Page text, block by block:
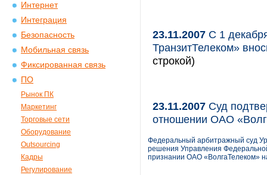
Интернет
Интеграция
Безопасность
Мобильная связь
Фиксированная связь
ПО
Рынок ПК
Маркетинг
Торговые сети
Оборудование
Outsourcing
Кадры
Регулирование
23.11.2007 С 1
ТранзитТелеком»
строкой)
23.11.2007 Суд
отношении ОАО
Федеральный арбитражный суд
решения Управления
признании ОАО «ВолгаТелеком»